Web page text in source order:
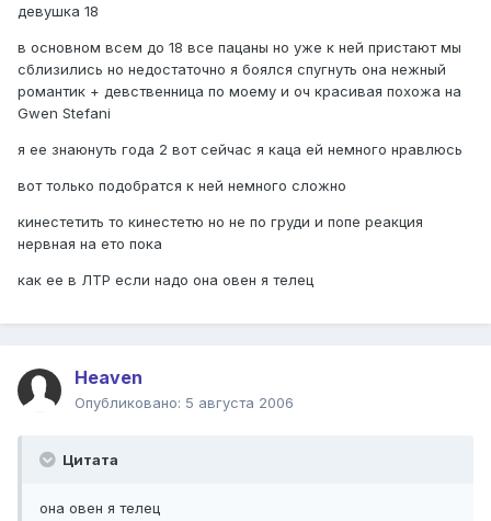
девушка 18
в основном всем до 18 все пацаны но уже к ней пристают мы
сблизились но недостаточно я боялся спугнуть она нежный
романтик + девственница по моему и оч красивая похожа на
Gwen Stefani
я ее знаюнуть года 2 вот сейчас я каца ей немного нравлюсь
вот только подобратся к ней немного сложно
кинестетить то кинестетю но не по груди и попе реакция
нервная на ето пока
как ее в ЛТР если надо она овен я телец
Heaven
Опубликовано: 5 августа 2006
Цитата
она овен я телец